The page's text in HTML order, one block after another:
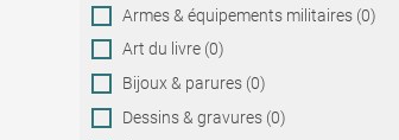
Armes & équipements militaires (0)
Art du livre (0)
Bijoux & parures (0)
Dessins & gravures (0)